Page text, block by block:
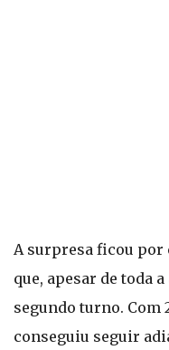
A surpresa ficou por
que, apesar de toda
segundo turno. Com
conseguiu seguir